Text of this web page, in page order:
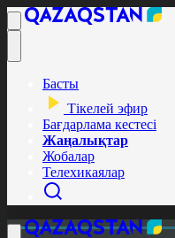
Басты
Тікелей эфир
Бағдарлама кестесі
Жаңалықтар
Жобалар
Телехикаялар